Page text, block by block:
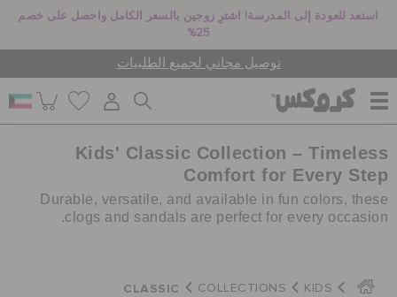
استعد للعودة إلى المدرسة! اشترِ زوجين بالسعر الكامل واحصل على خصم
25%
توصيل مجاني لجميع الطلبيات
للنساء
للرجال
أطفال
Kids' Classic Collection – Timeless
Comfort for Every Step
Durable, versatile, and available in fun colors, these
clogs and sandals are perfect for every occasion.
KIDS
COLLECTIONS
CLASSIC